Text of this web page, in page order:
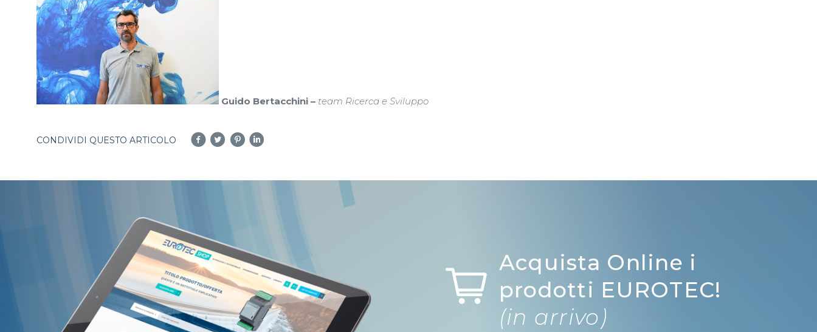
Guido Bertacchini – team Ricerca e Sviluppo
CONDIVIDI QUESTO ARTICOLO
Acquista Online i
prodotti EUROTEC!
(in arrivo)